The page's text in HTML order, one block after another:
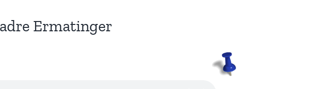
Ermatinger